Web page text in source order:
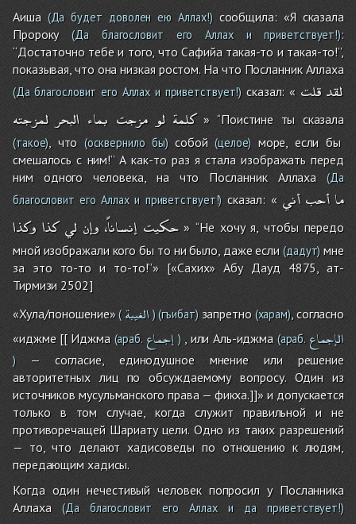
Аиша(Да будет доволен ею Аллах!)сообщила: «Я сказала
Пророку(Да благословит его Аллах и приветствует!):
‘‘Достаточно тебе и того, что Сафийа такая-то и такая-то!’’,
показывая, что она низкая ростом. На что Посланник Аллаха
(Да благословит его Аллах и приветствует!) сказал: « لقدقلت
كلمة لو مزجت بماء البحر لمزجته » ‘‘Поистине ты сказала
(такое) , что (осквернило бы)собой(целое) море, если бы
смешалось с ним!’’ А как-то раз я стала изображать перед
ним одного человека, на что Посланник Аллаха (Да
благословит его Аллах и приветствует!) сказал: « ما أحب أني
حكيت إنساناً، وإن لي كذا وكذا
» ‘‘Не хочу я, чтобы передо
мной изображали кого бы то ни было, даже если (дадут) мне
за это то-то и то-то!’’» [«Сахих» Абу Дауд 4875, ат-
Тирмизи 2502]
«Хула/поношение»( الغيبة)(гъибат)запретно(харам), согласно
«иджме [[ Иджма(араб. إجماع ), или Аль-иджма (араб. الإجماع
)— согласие, единодушное мнение или решение
авторитетных лиц по обсуждаемому вопросу. Один из
источников мусульманского права — фикха.]]» и допускается
только в том случае, когда служит правильной и не
противоречащей Шариату цели. Одно из таких разрешений
— то, что делают хадисоведы по отношению к людям,
передающим хадисы.
Когда один нечестивый человек попросил у Посланника
Аллаха(Да благословит его Аллах и да приветствует!)